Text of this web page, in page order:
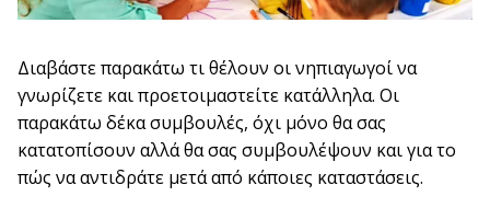
Διαβάστε παρακάτω τι θέλουν οι νηπιαγωγοί να
γνωρίζετε και προετοιμαστείτε κατάλληλα. Οι
παρακάτω δέκα συμβουλές, όχι μόνο θα σας
κατατοπίσουν αλλά θα σας συμβουλέψουν και για το
πώς να αντιδράτε μετά από κάποιες καταστάσεις.